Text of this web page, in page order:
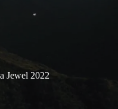
Jewel 2022